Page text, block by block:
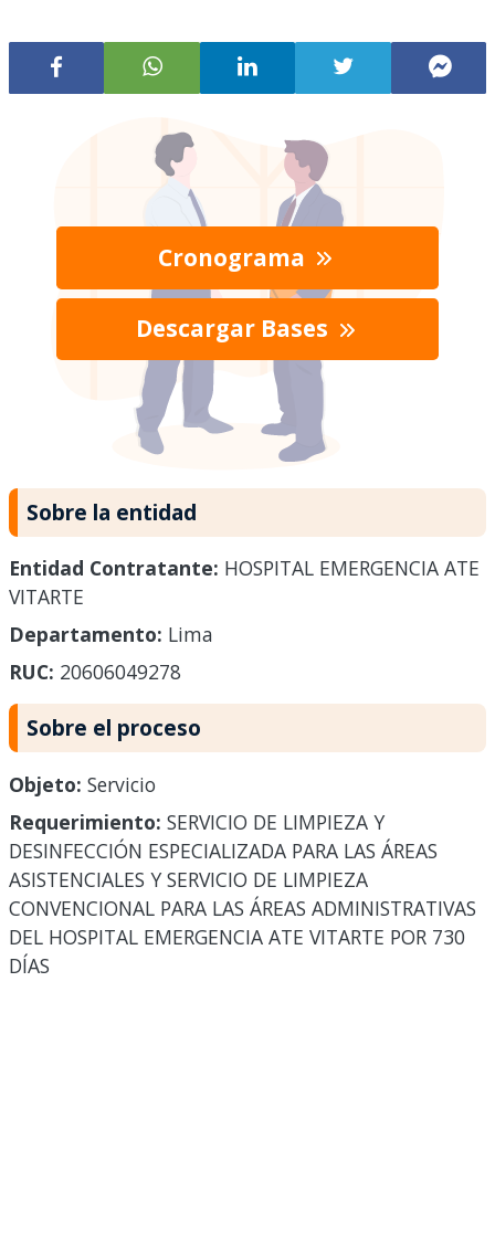
Cronograma
Descargar Bases
Sobre la entidad
Entidad Contratante: HOSPITAL EMERGENCIA ATE
VITARTE
Departamento: Lima
RUC: 20606049278
Sobre el proceso
Objeto: Servicio
Requerimiento: SERVICIO DE LIMPIEZA Y
DESINFECCIÓN ESPECIALIZADA PARA LAS ÁREAS
ASISTENCIALES Y SERVICIO DE LIMPIEZA
CONVENCIONAL PARA LAS ÁREAS ADMINISTRATIVAS
DEL HOSPITAL EMERGENCIA ATE VITARTE POR 730
DÍAS